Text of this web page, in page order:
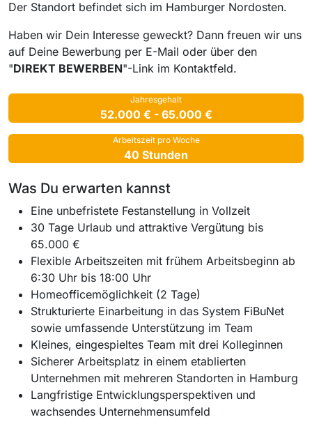
Der Standort befindet sich im Hamburger Nordosten.
Haben wir Dein Interesse geweckt? Dann freuen wir uns
auf Deine Bewerbung per E-Mail oder über den
"DIREKT BEWERBEN"-Link im Kontaktfeld.
Jahresgehalt
52.000 € - 65.000 €
Arbeitszeit pro Woche
40 Stunden
Was Du erwarten kannst
Eine unbefristete Festanstellung in Vollzeit
30 Tage Urlaub und attraktive Vergütung bis
65.000 €
Flexible Arbeitszeiten mit frühem Arbeitsbeginn ab
6:30 Uhr bis 18:00 Uhr
Homeofficemöglichkeit (2 Tage)
Strukturierte Einarbeitung in das System FiBuNet
sowie umfassende Unterstützung im Team
Kleines, eingespieltes Team mit drei Kolleginnen
Sicherer Arbeitsplatz in einem etablierten
Unternehmen mit mehreren Standorten in Hamburg
Langfristige Entwicklungsperspektiven und
wachsendes Unternehmensumfeld